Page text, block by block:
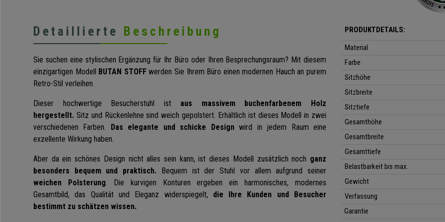
Detaillierte Beschreibung
Sie suchen eine stylischen Ergänzung für Ihr Büro oder Ihren Besprechungsraum? Mit diesem
einzigartigen Modell BUTAN STOFFwerden Sie Ihrem Büro einen modernen Hauch an purem
Retro-Stil verleihen.
Dieser hochwertige Besucherstuhl ist aus massivem buchenfarbenem Holz
hergestellt. Sitz und Rückenlehne sind weich gepolstert. Erhältlich ist dieses Modell in zwei
verschiedenen Farben. Das elegante und schicke Designwird in jedem Raum eine
exzellente Wirkung haben.
Aber da ein schönes Design nicht alles sein kann, ist dieses Modell zusätzlich noch ganz
besonders bequem und praktisch. Bequem ist der Stuhl vor allem aufgrund seiner
weichen Polsterung. Die kurvigen Konturen ergeben ein harmonisches, modernes
Gesamtbild, das Qualität und Eleganz widerspiegelt, die Ihre Kunden und Besucher
bestimmt zu schätzen wissen.
PRODUKTDETAILS:
Material
Farbe
Sitzhöhe
Sitzbreite
Sitztiefe
Gesamthöhe
Gesamtbreite
Gesamttiefe
Belastbarkeit bis max.
Gewicht
Verfassung
Garantie